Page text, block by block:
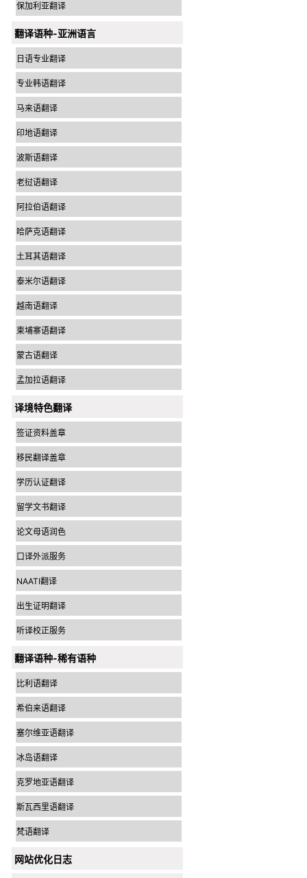
保加利亚翻译
翻译语种-亚洲语言
日语专业翻译
专业韩语翻译
马来语翻译
印地语翻译
波斯语翻译
老挝语翻译
阿拉伯语翻译
哈萨克语翻译
土耳其语翻译
泰米尔语翻译
越南语翻译
柬埔寨语翻译
蒙古语翻译
孟加拉语翻译
译境特色翻译
签证资料盖章
移民翻译盖章
学历认证翻译
留学文书翻译
论文母语润色
口译外派服务
NAATI翻译
出生证明翻译
听译校正服务
翻译语种-稀有语种
比利语翻译
希伯来语翻译
塞尔维亚语翻译
冰岛语翻译
克罗地亚语翻译
斯瓦西里语翻译
梵语翻译
网站优化日志